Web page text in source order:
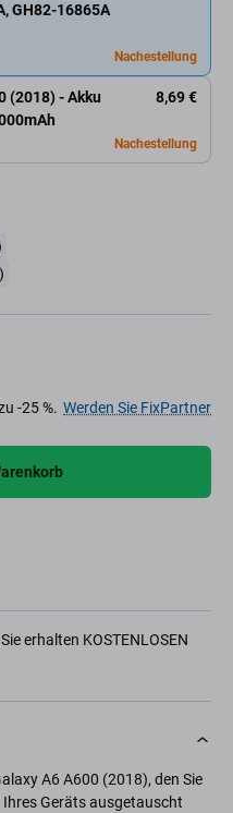
(2018) - Akku
8,69 €
Nachestellung
GH82-16865A
Nachestellung
-25 %. Werden Sie FixPartner
erhalten KOSTENLOSEN
A6 A600 (2018), den Sie
Geräts ausgetauscht